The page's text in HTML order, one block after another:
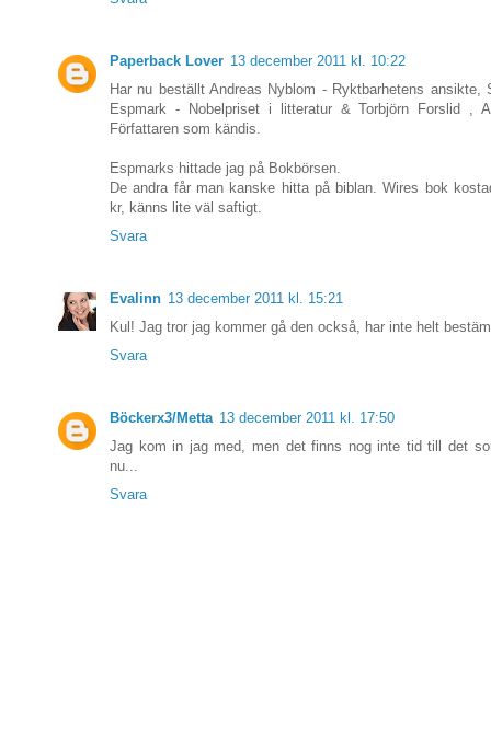
Paperback Lover 13 december 2011 kl. 10:22
Har nu beställt Andreas Nyblom - Ryktbarhetens ansikte,
Espmark - Nobelpriset i litteratur & Torbjörn Forslid ,
Författaren som kändis.
Espmarks hittade jag på Bokbörsen.
De andra får man kanske hitta på biblan. Wires bok
kr, känns lite väl saftigt.
Svara
Evalinn 13 december 2011 kl. 15:21
Kul! Jag tror jag kommer gå den också, har inte helt
Svara
Böckerx3/Metta 13 december 2011 kl. 17:50
Jag kom in jag med, men det finns nog inte tid till det
nu...
Svara